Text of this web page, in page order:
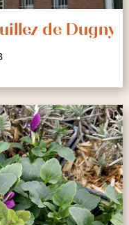
de Dugny